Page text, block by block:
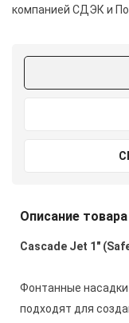
компанией СДЭК и
Описание товара
Cascade Jet 1"
Фонтанные насадки
подходят для